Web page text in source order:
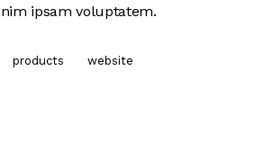
ipsam voluptatem.
products website